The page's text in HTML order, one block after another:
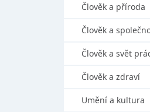
Člověk a příroda
Člověk a
Člověk a svět
Člověk a zdraví
Umění a kultura